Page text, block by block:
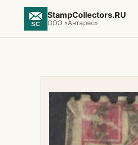
StampCollectors.RU
ООО «Антарес»